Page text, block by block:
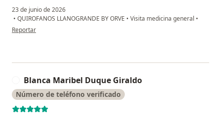
23 de junio de 2026
• QUIROFANOS LLANOGRANDE BY ORVE • Visita medicina general •
en opinión del usuario S D
Reportar
Blanca Maribel Duque Giraldo
Número de teléfono verificado